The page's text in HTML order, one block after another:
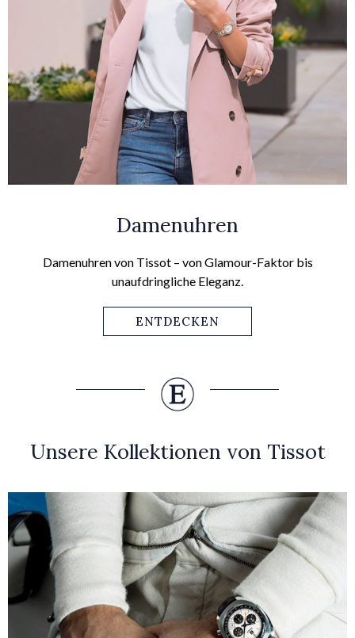
Damenuhren
Damenuhren von Tissot – von Glamour-Faktor bis
unaufdringliche Eleganz.
ENTDECKEN
Unsere Kollektionen von Tissot